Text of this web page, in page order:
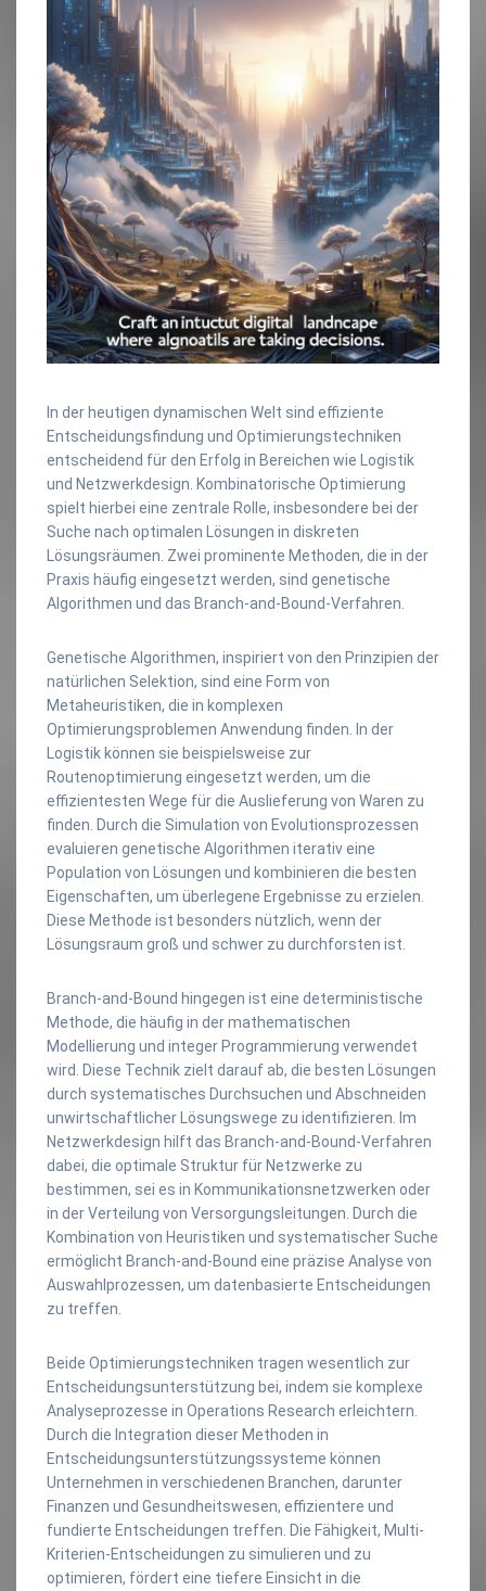
In der heutigen dynamischen Welt sind effiziente
Entscheidungsfindung und Optimierungstechniken
entscheidend für den Erfolg in Bereichen wie Logistik
und Netzwerkdesign. Kombinatorische Optimierung
spielt hierbei eine zentrale Rolle, insbesondere bei der
Suche nach optimalen Lösungen in diskreten
Lösungsräumen. Zwei prominente Methoden, die in der
Praxis häufig eingesetzt werden, sind genetische
Algorithmen und das Branch-and-Bound-Verfahren.
Genetische Algorithmen, inspiriert von den Prinzipien der
natürlichen Selektion, sind eine Form von
Metaheuristiken, die in komplexen
Optimierungsproblemen Anwendung finden. In der
Logistik können sie beispielsweise zur
Routenoptimierung eingesetzt werden, um die
effizientesten Wege für die Auslieferung von Waren zu
finden. Durch die Simulation von Evolutionsprozessen
evaluieren genetische Algorithmen iterativ eine
Population von Lösungen und kombinieren die besten
Eigenschaften, um überlegene Ergebnisse zu erzielen.
Diese Methode ist besonders nützlich, wenn der
Lösungsraum groß und schwer zu durchforsten ist.
Branch-and-Bound hingegen ist eine deterministische
Methode, die häufig in der mathematischen
Modellierung und integer Programmierung verwendet
wird. Diese Technik zielt darauf ab, die besten Lösungen
durch systematisches Durchsuchen und Abschneiden
unwirtschaftlicher Lösungswege zu identifizieren. Im
Netzwerkdesign hilft das Branch-and-Bound-Verfahren
dabei, die optimale Struktur für Netzwerke zu
bestimmen, sei es in Kommunikationsnetzwerken oder
in der Verteilung von Versorgungsleitungen. Durch die
Kombination von Heuristiken und systematischer Suche
ermöglicht Branch-and-Bound eine präzise Analyse von
Auswahlprozessen, um datenbasierte Entscheidungen
zu treffen.
Beide Optimierungstechniken tragen wesentlich zur
Entscheidungsunterstützung bei, indem sie komplexe
Analyseprozesse in Operations Research erleichtern.
Durch die Integration dieser Methoden in
Entscheidungsunterstützungssysteme können
Unternehmen in verschiedenen Branchen, darunter
Finanzen und Gesundheitswesen, effizientere und
fundierte Entscheidungen treffen. Die Fähigkeit, Multi-
Kriterien-Entscheidungen zu simulieren und zu
optimieren, fördert eine tiefere Einsicht in die